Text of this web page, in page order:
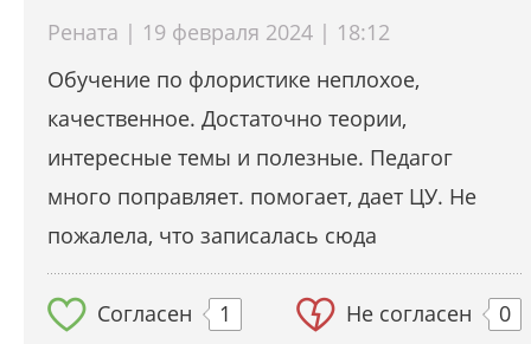
Рената | 19 февраля 2024 | 18:12
Обучение по флористике неплохое,
качественное. Достаточно теории,
интересные темы и полезные. Педагог
много поправляет. помогает, дает ЦУ. Не
пожалела, что записалась сюда
Согласен 1 Не согласен 0